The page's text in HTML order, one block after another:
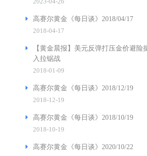
2023-04-26
高赛尔黄金《每日谈》2018/04/17
2018-04-17
【黄金晨报】美元反弹打压金价避险
入拉锯战
2018-01-09
高赛尔黄金《每日谈》2018/12/19
2018-12-19
高赛尔黄金《每日谈》2018/10/19
2018-10-19
高赛尔黄金《每日谈》2020/10/22